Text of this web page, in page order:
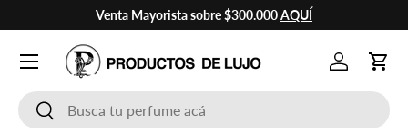
Ir al contenido
Venta Mayorista sobre $300.000AQUÍ
BuscarBuscar
Cuenta